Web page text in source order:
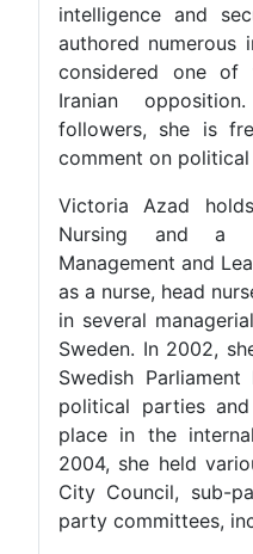
intelligence and
authored numerous
considered one
Iranian
followers, she is
comment on
Victoria Azad
Nursing and a
Management and
as a nurse, head
in several
Sweden. In 2002,
Swedish
political parties
place in the
2004, she held
City Council, sub-
party committees,